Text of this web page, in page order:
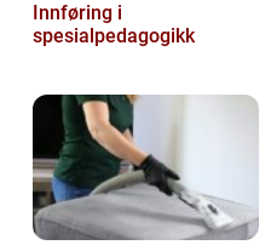
Innføring i
spesialpedagogikk